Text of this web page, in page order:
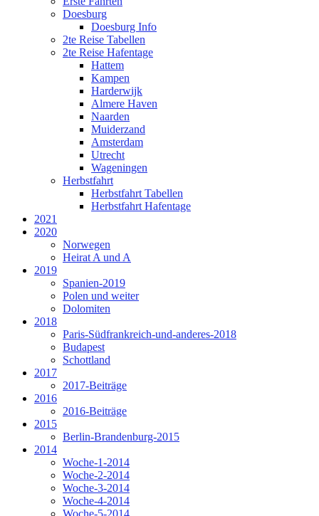
Doesburg
Doesburg Info
2te Reise Tabellen
2te Reise Hafentage
Hattem
Kampen
Harderwijk
Almere Haven
Naarden
Muiderzand
Amsterdam
Utrecht
Wageningen
Herbstfahrt
Herbstfahrt Tabellen
Herbstfahrt Hafentage
2021
2020
Norwegen
Heirat A und A
2019
Spanien-2019
Polen und weiter
Dolomiten
2018
Paris-Südfrankreich-und-anderes-2018
Budapest
Schottland
2017
2017-Beiträge
2016
2016-Beiträge
2015
Berlin-Brandenburg-2015
2014
Woche-1-2014
Woche-2-2014
Woche-3-2014
Woche-4-2014